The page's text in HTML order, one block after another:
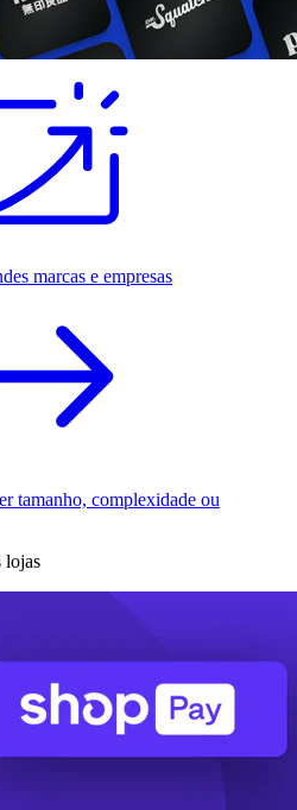
marcas e empresas
tamanho, complexidade ou
lojas